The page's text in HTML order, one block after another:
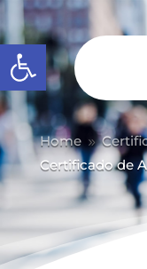
Abrir barra de
Home 9
Certificado de